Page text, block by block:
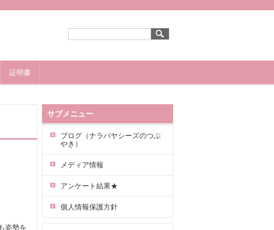
証明書
姿勢を
サブメニュー
ブログ（ナラバヤシーズのつぶ
やき）
メディア情報
アンケート結果★
個人情報保護方針